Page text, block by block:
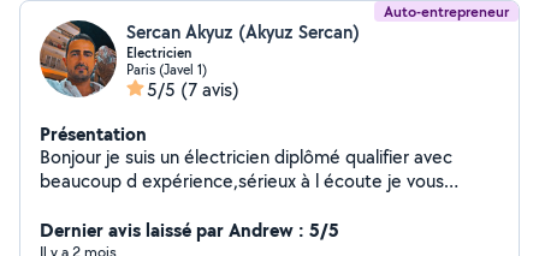
Auto-entrepreneur
Sercan Akyuz (Akyuz Sercan)
Electricien
Paris (Javel 1)
5/5 (7 avis)
Présentation
Bonjour je suis un électricien diplômé qualifier avec
beaucoup d expérience,sérieux à l écoute je vous
votre installation électrique Appartement,maison ,partie
Dernier avis laissé par Andrew : 5/5
Il y a 2 mois